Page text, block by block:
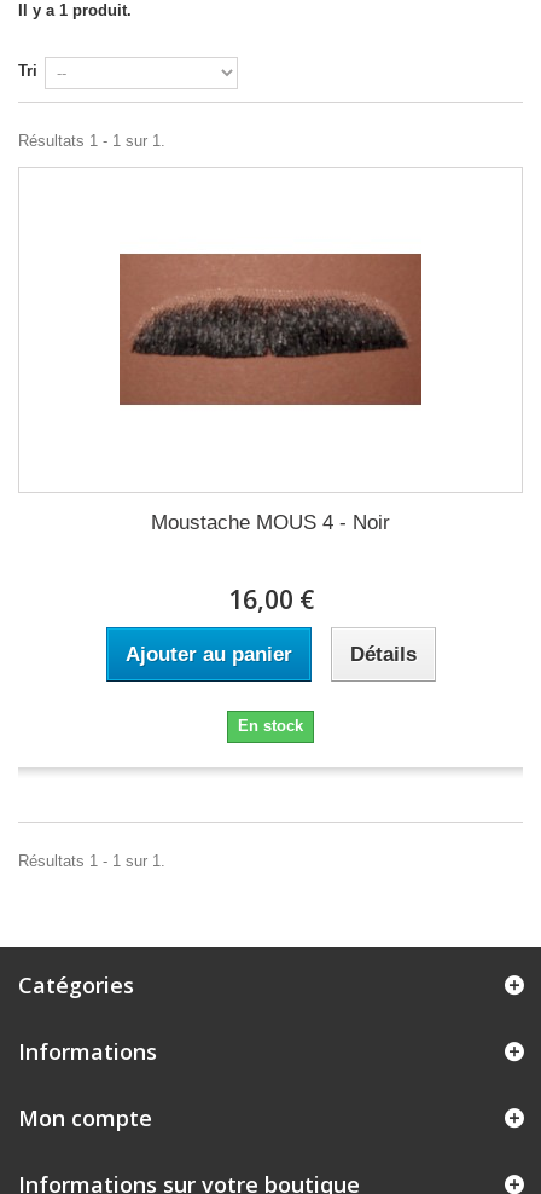
Il y a 1 produit.
Tri
Résultats 1 - 1 sur 1.
Moustache MOUS 4 - Noir
16,00 €
Ajouter au panier Détails
En stock
Résultats 1 - 1 sur 1.
Catégories
Informations
Mon compte
Informations sur votre boutique